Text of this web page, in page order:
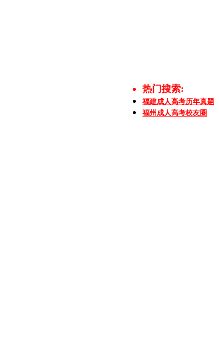
热门搜索:
福建成人高考历年真题
福州成人高考校友圈